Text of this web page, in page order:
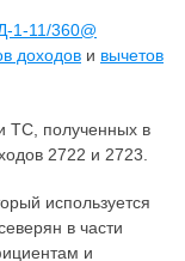
1-11/360@
доходов и вычетов
ТС, полученных в
2722 и 2723.
используется
в части
и